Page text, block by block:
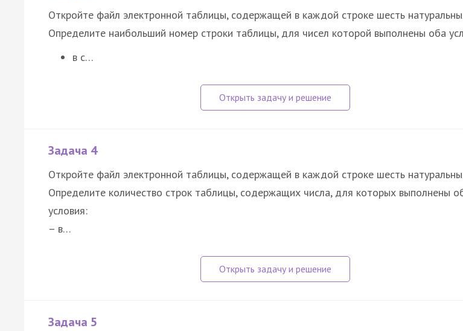
Откройте файл электронной таблицы, содержащей в каждой строке шесть
Определите наибольший номер строки таблицы, для чисел которой выполнены оба
в с…
Задача 4
Откройте файл электронной таблицы, содержащей в каждой строке шесть
Определите количество строк таблицы, содержащих числа, для которых выполнены
условия:
– в…
Задача 5